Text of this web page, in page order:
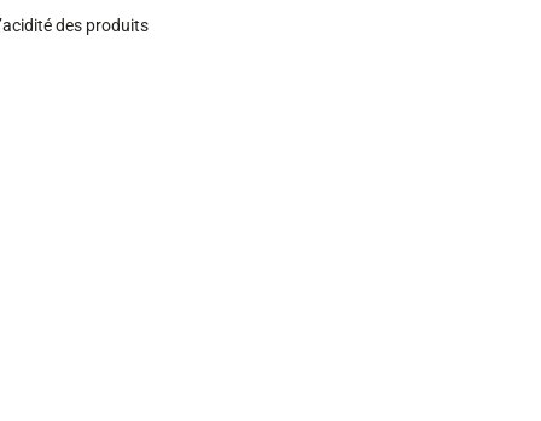
des produits